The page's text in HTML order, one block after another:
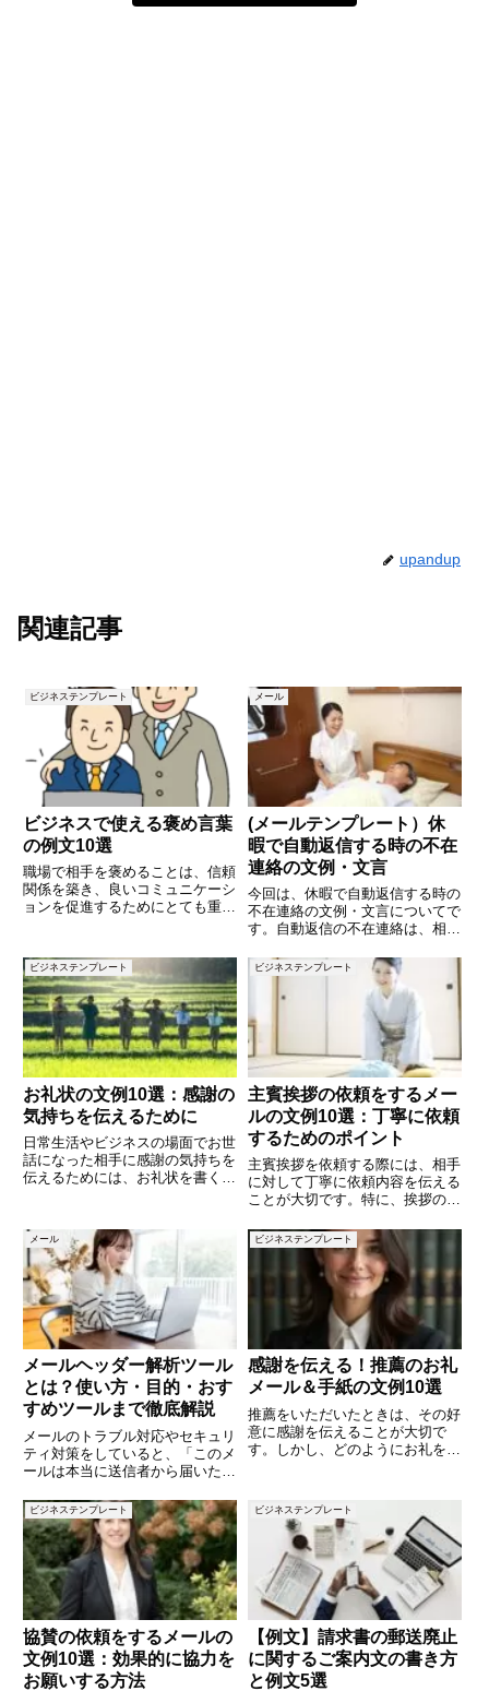
upandup
関連記事
ビジネステンプレート
ビジネスで使える褒め言葉
の例文10選
職場で相手を褒めることは、信頼
関係を築き、良いコミュニケーシ
ョンを促進するためにとても重要
いでしょう。この記事では、ビジ
ネスシーンで使える褒め言葉の例
文を10個ご紹介します。シンプ
メール
(メールテンプレート）休
暇で自動返信する時の不在
連絡の文例・文言
今回は、休暇で自動返信する時の
不在連絡の文例・文言についてで
す。自動返信の不在連絡は、相手
な対応を促す内容が求められます
ポイント 「不在のお知らせ」や
「自動返信：不在のお知らせ」と
いった分かりやすい件名にします
ビジネステンプレート
お礼状の文例10選：感謝の
気持ちを伝えるために
日常生活やビジネスの場面でお世
話になった相手に感謝の気持ちを
伝えるためには、お礼状を書くこ
もあるでしょう。この記事では、
お礼状の文例を10個ご紹介しま
す。シンプルで心のこもったお礼
ビジネステンプレート
主賓挨拶の依頼をするメー
ルの文例10選：丁寧に依頼
するためのポイント
主賓挨拶を依頼する際には、相手
に対して丁寧に依頼内容を伝える
ことが大切です。特に、挨拶の目
とで、相手も挨拶の内容を考えや
すくなります。この記事では、主
賓挨拶を依頼する際に使えるメー
ルの文例を10個ご紹介します。
メール
メールヘッダー解析ツール
とは？使い方・目的・おす
すめツールまで徹底解説
メールのトラブル対応やセキュリ
ティ対策をしていると、「このメ
ールは本当に送信者から届いたの
こか？」といった疑問に直面する
ことがあります。そんなときに役
立つのが「メールヘッダー解析ツ
ール」です。メールには、本文と
ビジネステンプレート
感謝を伝える！推薦のお礼
メール＆手紙の文例10選
推薦をいただいたときは、その好
意に感謝を伝えることが大切で
す。しかし、どのようにお礼を伝
を伝える際に使える文例を詳しく
ご紹介します。ビジネスメールや
カジュアルなメッセージ、フォー
ビジネステンプレート
協賛の依頼をするメールの
文例10選：効果的に協力を
お願いする方法
ビジネステンプレート
【例文】請求書の郵送廃止
に関するご案内文の書き方
と例文5選